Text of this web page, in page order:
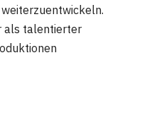
als talentierter